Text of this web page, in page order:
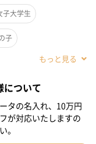
。
大学生
子
#お祝い
#母親
子 #女子中学生
について
タの名入れ、10万円
が対応いたしますの
。